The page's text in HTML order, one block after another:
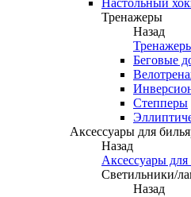
Настольный
Тренажеры
Назад
Беговые
Степперы
Аксессуары для
Назад
Аксессуары для
Светильники/
Назад